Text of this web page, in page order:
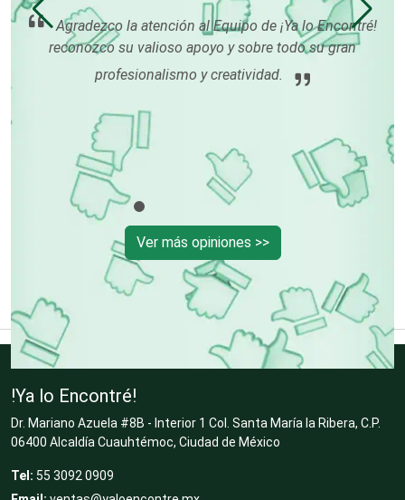
Centros de Nutrición
Centros Turísticos
Cerrajerías
Cibercafés
Clínicas de Belleza
Clínicas de Rehabilitación
Clínicas y Hospitales
Clubes Deportivos
a
Agradezco la atención al Equipo de ¡Ya lo Encontré!
reconozco su valioso apoyo y sobre todo su gran
profesionalismo y creatividad.
Ver más opiniones >>
!Ya lo Encontré!
Dr. Mariano Azuela #8B - Interior 1 Col. Santa María la Ribera, C.P.
06400 Alcaldía Cuauhtémoc, Ciudad de México
Tel: 55 3092 0909